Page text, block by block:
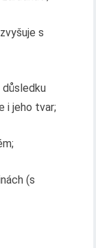
s
i jeho tvar;
(s